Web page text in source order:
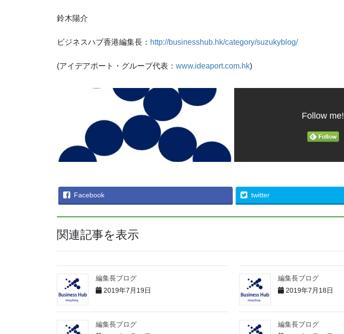
鈴木陽介
ビジネスハブ香港編集長： http://businesshub.hk/category/suzukyblog/
(アイデアポート・グループ代表： www.ideaport.com.hk)
Follow me!
Facebook twitter
関連記事を表示
編集長ブログ
2019年7月19日
編集長ブログ
2019年7月18日
編集長ブログ
編集長ブログ